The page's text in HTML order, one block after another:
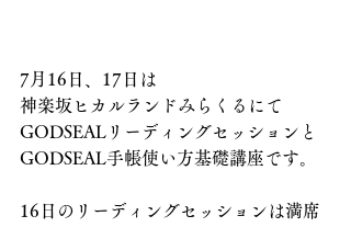
7月16日、17日は
神楽坂ヒカルランドみらくるにて
GODSEALリーディングセッションと
GODSEAL手帳使い方基礎講座です。
16日のリーディングセッションは満席